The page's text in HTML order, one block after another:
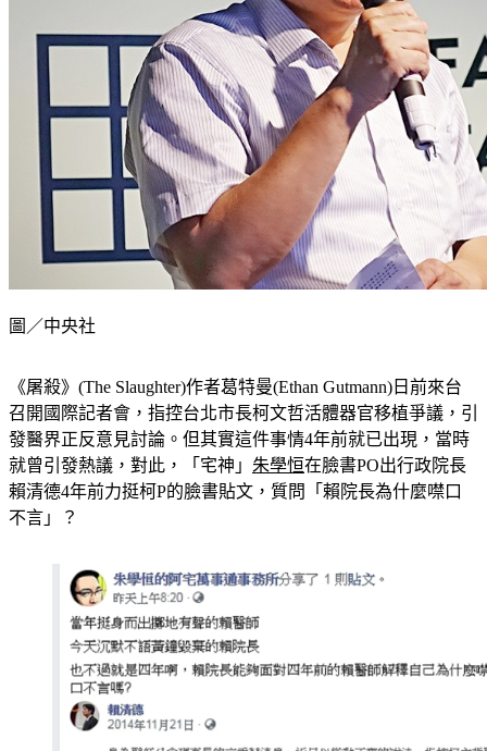
圖／中央社
《屠殺》(The Slaughter)作者葛特曼(Ethan Gutmann)日前來台
召開國際記者會，指控台北市長柯文哲活體器官移植爭議，引
發醫界正反意見討論。但其實這件事情4年前就已出現，當時
就曾引發熱議，對此，「宅神」 朱學恒在臉書PO出行政院長
賴清德4年前力挺柯P的臉書貼文，質問「賴院長為什麼噤口
不言」？